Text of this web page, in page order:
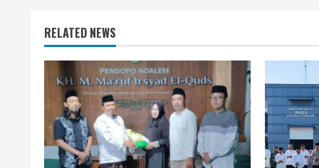
u
e
R
e
a
RELATED NEWS